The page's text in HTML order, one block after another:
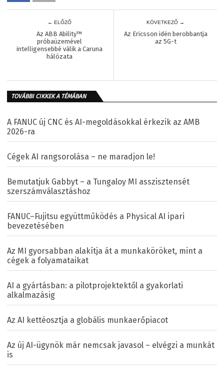
← ELŐZŐ
Az ABB Ability™
próbaüzemével
intelligensebbé válik a Caruna
hálózata
KÖVETKEZŐ →
Az Ericsson idén berobbantja
az 5G-t
TOVÁBBI CIKKEK A TÉMÁBAN
A FANUC új CNC és AI-megoldásokkal érkezik az AMB
2026-ra
Cégek AI rangsorolása – ne maradjon le!
Bemutatjuk Gabbyt – a Tungaloy MI asszisztensét
szerszámválasztáshoz
FANUC–Fujitsu együttműködés a Physical AI ipari
bevezetésében
Az MI gyorsabban alakítja át a munkaköröket, mint a
cégek a folyamataikat
AI a gyártásban: a pilotprojektektől a gyakorlati
alkalmazásig
Az AI kettéosztja a globális munkaerőpiacot
Az új AI-ügynök már nemcsak javasol – elvégzi a munkát
is